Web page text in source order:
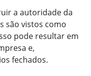
a autoridade da
são vistos como
pode resultar em
e,
fechados.